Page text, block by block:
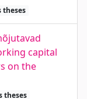
theses
capital
on the
theses